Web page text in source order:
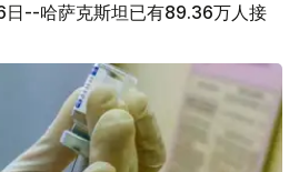
--哈萨克斯坦已有89.36万人接